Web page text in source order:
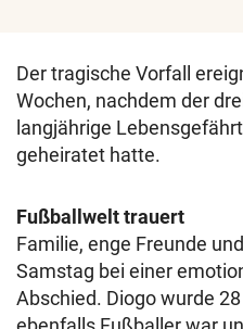
Der tragische Vorfall
Wochen, nachdem der
langjährige
geheiratet hatte.
Fußballwelt trauert
Familie, enge Freunde
Samstag bei einer
Abschied. Diogo wurde